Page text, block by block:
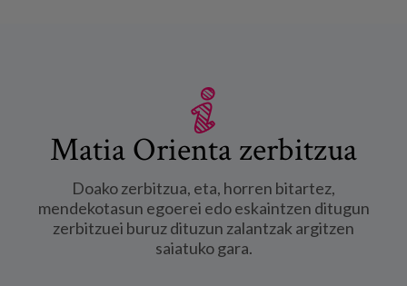
Matia Orienta zerbitzua
Doako zerbitzua, eta, horren bitartez,
mendekotasun egoerei edo eskaintzen ditugun
zerbitzuei buruz dituzun zalantzak argitzen
saiatuko gara.